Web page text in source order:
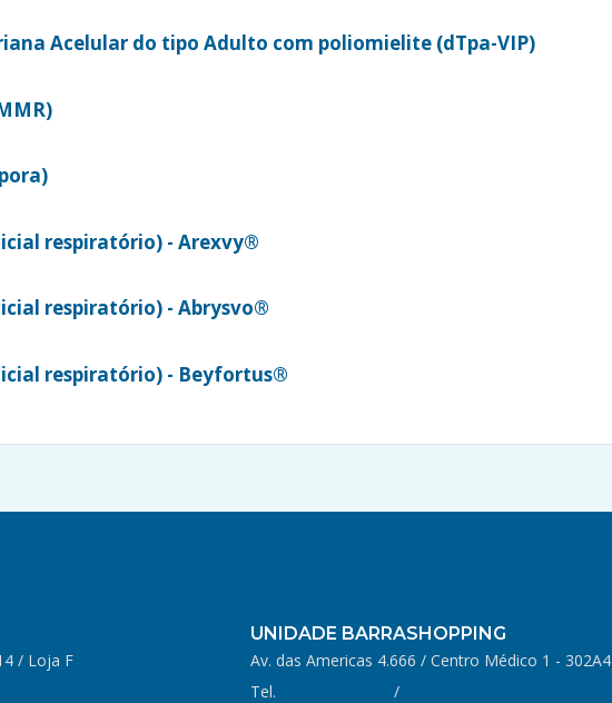
Acelular do tipo Adulto com poliomielite (dTpa-VIP)
respiratório) - Arexvy®
respiratório) - Abrysvo®
respiratório) - Beyfortus®
/ Loja F
UNIDADE BARRASHOPPING
Av. das Americas 4.666 / Centro Médico 1 - 302A4
Tel.
/